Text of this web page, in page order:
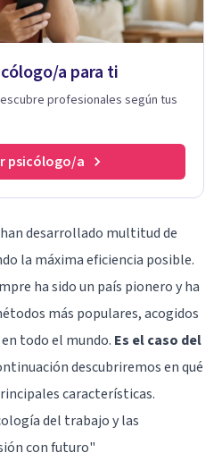
a para ti
profesionales según tus
psicólogo/a
desarrollado multitud de
la máxima eficiencia posible.
ha sido un país pionero y ha
más populares, acogidos
todo el mundo. Es el caso del
descubriremos en qué
características.
del trabajo y las
con futuro"